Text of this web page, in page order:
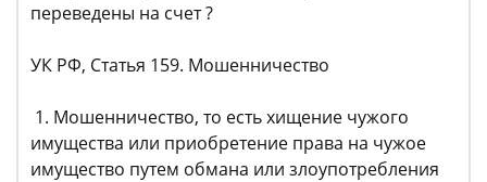
переведены на счет ?
УК РФ, Статья 159. Мошенничество
1. Мошенничество, то есть хищение чужого
имущества или приобретение права на чужое
имущество путем обмана или злоупотребления